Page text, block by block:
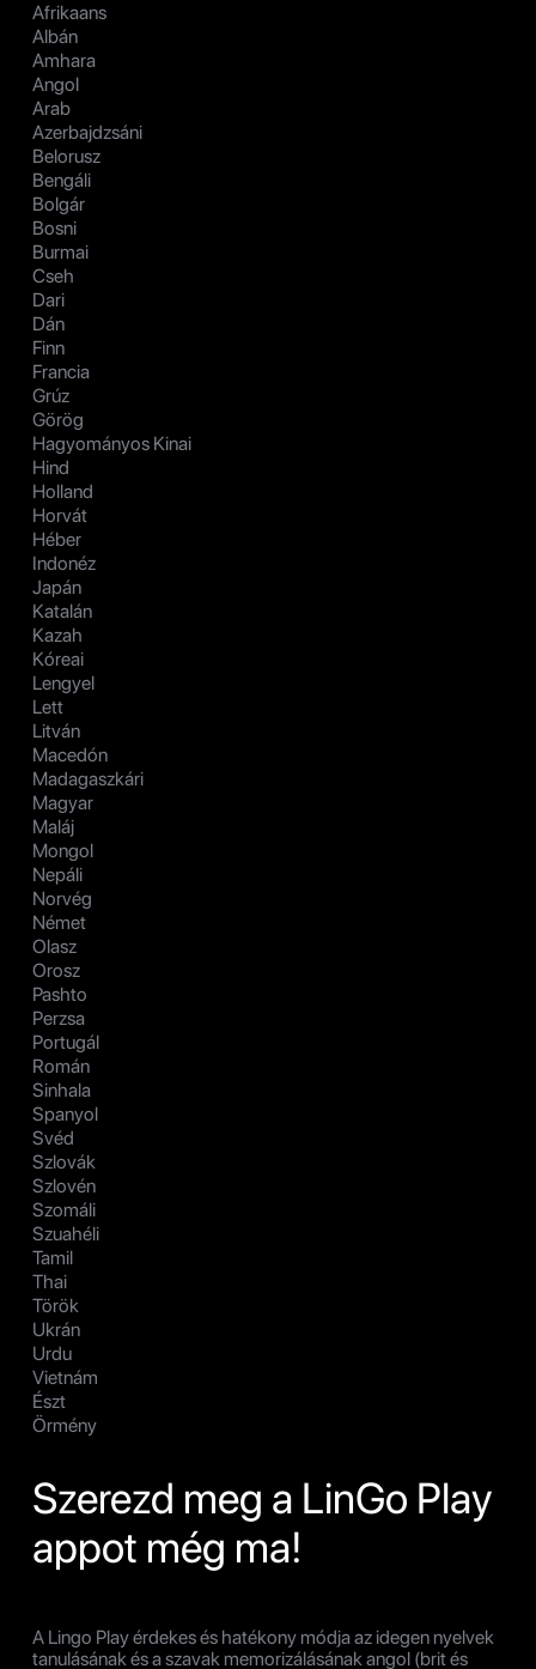
Afrikaans
Albán
Amhara
Angol
Arab
Azerbajdzsáni
Belorusz
Bengáli
Bolgár
Bosni
Burmai
Cseh
Dari
Dán
Finn
Francia
Grúz
Görög
Hagyományos Kinai
Hind
Holland
Horvát
Héber
Indonéz
Japán
Katalán
Kazah
Kóreai
Lengyel
Lett
Litván
Macedón
Madagaszkári
Magyar
Maláj
Mongol
Nepáli
Norvég
Német
Olasz
Orosz
Pashto
Perzsa
Portugál
Román
Sinhala
Spanyol
Svéd
Szlovák
Szlovén
Szomáli
Szuahéli
Tamil
Thai
Török
Ukrán
Urdu
Vietnám
Észt
Örmény
Szerezd meg a LinGo Play
appot még ma!
A Lingo Play érdekes és hatékony módja az idegen nyelvek
tanulásának és a szavak memorizálásának angol (brit és